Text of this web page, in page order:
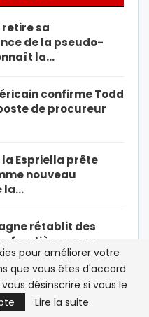
retire sa
de la pseudo-
la…
confirme Todd
de procureur
Espriella prête
nouveau
la…
rétablit des
frontières avec…
848
pour améliorer votre
que vous êtes d'accord
désinscrire si vous le
Lire la suite